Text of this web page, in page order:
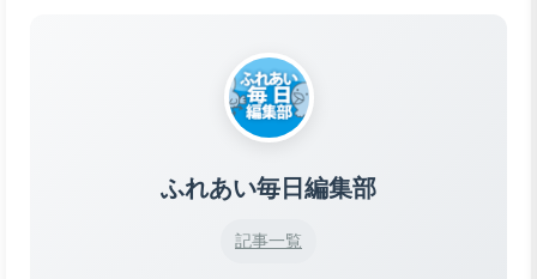
ふれあい毎日編集部
記事一覧